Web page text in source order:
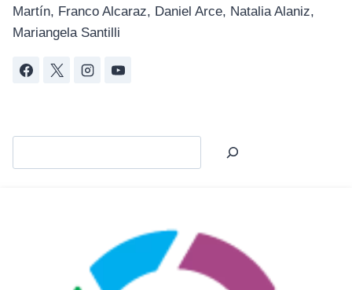
Martín, Franco Alcaraz, Daniel Arce, Natalia Alaniz,
Mariangela Santilli